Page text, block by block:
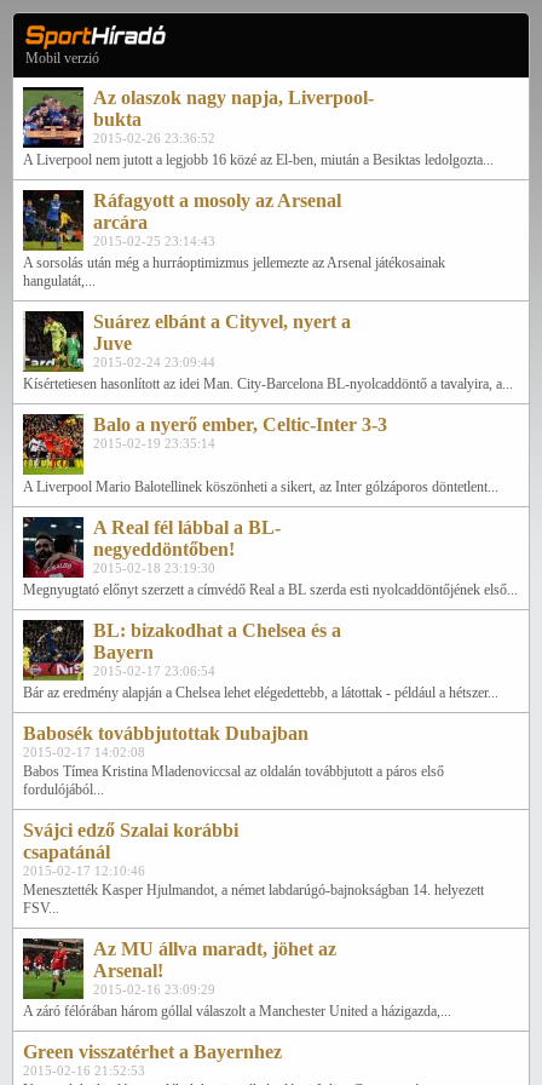
Mobil verzió
Az olaszok nagy napja, Liverpool-
bukta
2015-02-26 23:36:52
A Liverpool nem jutott a legjobb 16 közé az El-ben, miután a Besiktas ledolgozta...
Ráfagyott a mosoly az Arsenal
arcára
2015-02-25 23:14:43
A sorsolás után még a hurráoptimizmus jellemezte az Arsenal játékosainak
hangulatát,...
Suárez elbánt a Cityvel, nyert a
Juve
2015-02-24 23:09:44
Kísértetiesen hasonlított az idei Man. City-Barcelona BL-nyolcaddöntő a tavalyira, a...
Balo a nyerő ember, Celtic-Inter 3-3
2015-02-19 23:35:14
A Liverpool Mario Balotellinek köszönheti a sikert, az Inter gólzáporos döntetlent...
A Real fél lábbal a BL-
negyeddöntőben!
2015-02-18 23:19:30
Megnyugtató előnyt szerzett a címvédő Real a BL szerda esti nyolcaddöntőjének első...
BL: bizakodhat a Chelsea és a
Bayern
2015-02-17 23:06:54
Bár az eredmény alapján a Chelsea lehet elégedettebb, a látottak - például a hétszer...
Babosék továbbjutottak Dubajban
2015-02-17 14:02:08
Babos Tímea Kristina Mladenoviccsal az oldalán továbbjutott a páros első
fordulójából...
Svájci edző Szalai korábbi
csapatánál
2015-02-17 12:10:46
Menesztették Kasper Hjulmandot, a német labdarúgó-bajnokságban 14. helyezett
FSV...
Az MU állva maradt, jöhet az
Arsenal!
2015-02-16 23:09:29
A záró félórában három góllal válaszolt a Manchester United a házigazda,...
Green visszatérhet a Bayernhez
2015-02-16 21:52:53